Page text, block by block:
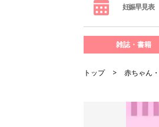
妊娠早見表
雑誌・書籍
トップ 赤ちゃん